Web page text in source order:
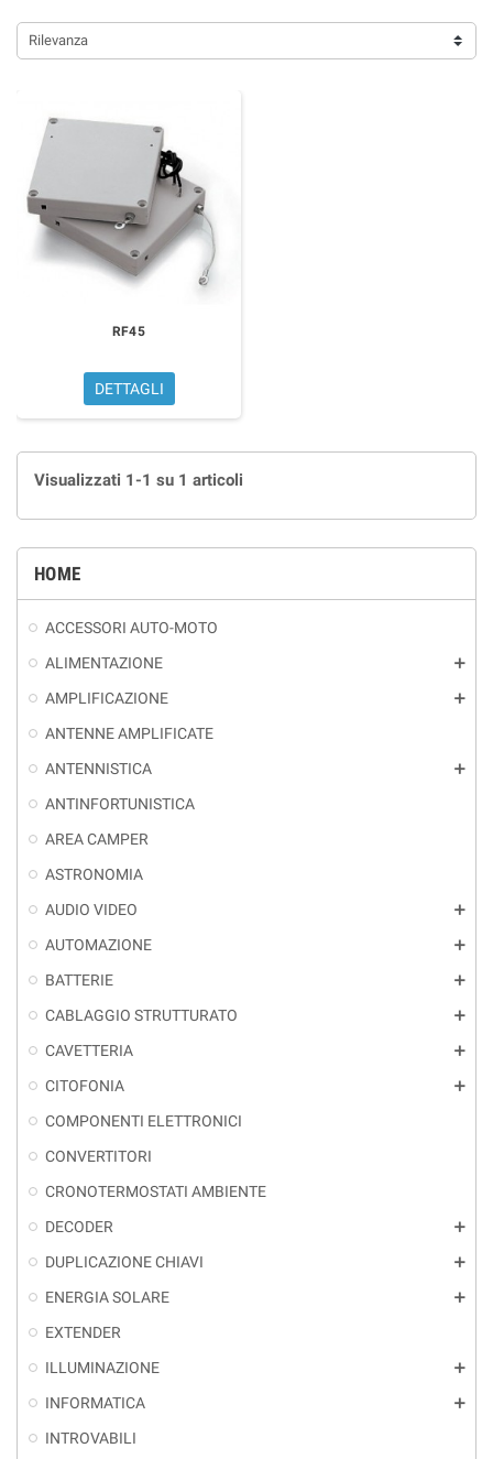
HOME
ACCESSORI AUTO-MOTO
ALIMENTAZIONE
add
AMPLIFICAZIONE add
ANTENNE AMPLIFICATE
ANTENNISTICA
add
ANTINFORTUNISTICA
AREA CAMPER
ASTRONOMIA
AUDIO VIDEO
add
AUTOMAZIONE add
BATTERIE add
CABLAGGIO STRUTTURATO add
CAVETTERIA add
CITOFONIA add
COMPONENTI ELETTRONICI
CONVERTITORI
CRONOTERMOSTATI AMBIENTE
DECODER
add
DUPLICAZIONE CHIAVI add
ENERGIA SOLARE add
EXTENDER
ILLUMINAZIONE
add
INFORMATICA add
INTROVABILI
Rilevanza
RF45
DETTAGLI
Visualizzati 1-1 su 1 articoli